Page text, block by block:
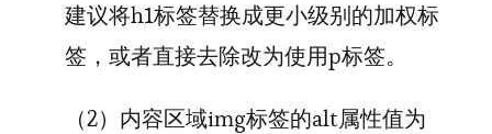
建议将h1标签替换成更小级别的加权标
签，或者直接去除改为使用p标签。
（2）内容区域img标签的alt属性值为